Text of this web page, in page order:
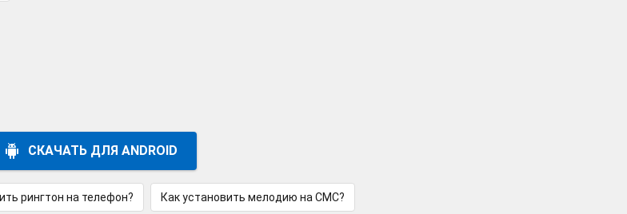
СКАЧАТЬ ДЛЯ ANDROID
рингтон на телефон? Как установить мелодию на СМС?